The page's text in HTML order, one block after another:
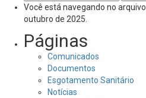
por:
Você está navegando no
outubro de 2025.
Páginas
Comunicados
Documentos
Esgotamento Sanitário
Notícias